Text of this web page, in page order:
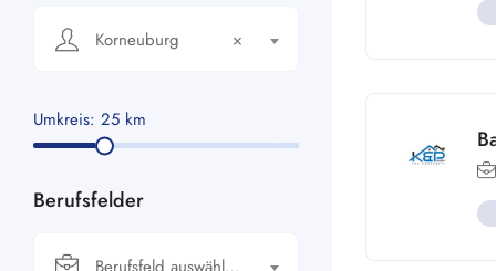
×
Korneuburg
Umkreis: 25 km
Berufsfelder